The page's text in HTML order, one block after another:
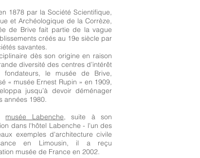
1878 par la Société Scientifique,
et Archéologique de la Corrèze,
de Brive fait partie de la vague
créés au 19e siècle par
savantes.
dès son origine en raison
diversité des centres d’intérêt
fondateurs, le musée de Brive,
« musée Ernest Rupin » en 1909,
jusqu’à devoir déménager
années 1980.
musée Labenche, suite à son
dans l'hôtel Labenche - l'un des
exemples d'architecture civile
en Limousin, il a reçu
musée de France en 2002.